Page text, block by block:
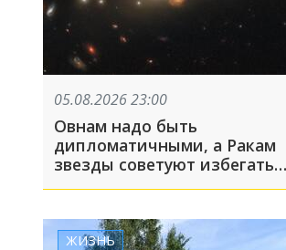
05.08.2026 23:00
Овнам надо быть
дипломатичными, а Ракам
звезды советуют избегать
критики в личных
ЖИЗНЬ